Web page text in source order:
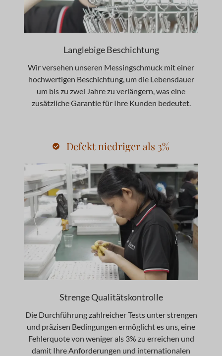
Langlebige Beschichtung
Wir versehen unseren Messingschmuck mit einer
hochwertigen Beschichtung, um die Lebensdauer
um bis zu zwei Jahre zu verlängern, was eine
zusätzliche Garantie für Ihre Kunden bedeutet.
Defekt niedriger als 3%
Strenge Qualitätskontrolle
Die Durchführung zahlreicher Tests unter strengen
und präzisen Bedingungen ermöglicht es uns, eine
Fehlerquote von weniger als 3% zu erreichen und
damit Ihre Anforderungen und internationalen